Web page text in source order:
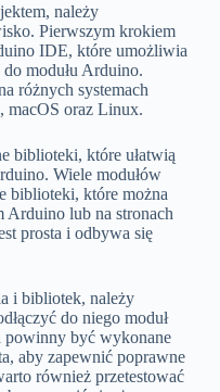
należy
Pierwszym krokiem
IDE, które umożliwia
modułu Arduino.
różnych systemach
macOS oraz Linux.
biblioteki, które ułatwią
Wiele modułów
biblioteki, które można
lub na stronach
prosta i odbywa się
i bibliotek, należy
do niego moduł
powinny być wykonane
aby zapewnić poprawne
również przetestować